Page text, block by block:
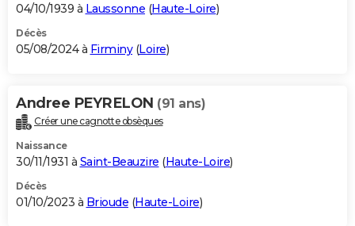
04/10/1939 à Laussonne (Haute-Loire)
Décès
05/08/2024 à Firminy(Loire)
Andree PEYRELON (91 ans)
Créer une cagnotte obsèques
Naissance
30/11/1931 à Saint-Beauzire (Haute-Loire)
Décès
01/10/2023 à Brioude (Haute-Loire)